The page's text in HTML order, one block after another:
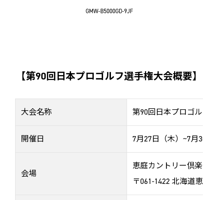
GMW-B5000GD-9JF
【第90回日本プロゴルフ選手権大会概要】
大会名称 第90回日本プロゴルフ
開催日 7月27日（木）~7月30日
会場
恵庭カントリー倶楽部
〒061-1422 北海道恵庭